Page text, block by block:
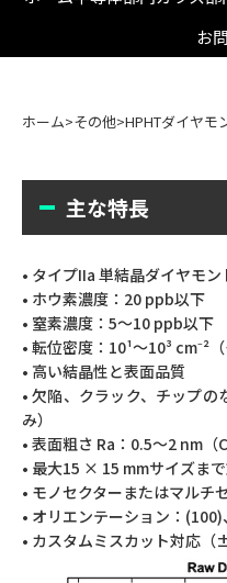
お
ホーム>その他>HPHTダイヤモ
主な特長
• タイプIIa 単結晶ダイヤモン
• ホウ素濃度：20 ppb以下
• 窒素濃度：5〜10 ppb以下
• 転位密度：10¹〜10³ cm⁻²
• 高い結晶性と表面品質
• 欠陥、クラック、チップ
み）
• 表面粗さ Ra：0.5〜2 nm（
• 最大15 × 15 mmサイズま
• モノセクターまたはマルチ
• オリエンテーション：
• カスタムミスカット対応（